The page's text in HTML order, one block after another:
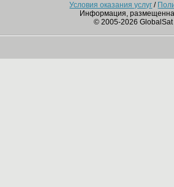
Условия оказания услуг /
Информация,
© 2005-2026